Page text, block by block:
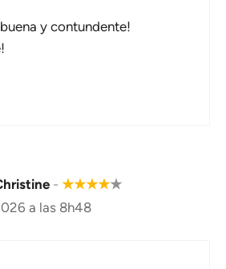
y contundente!
- ★★★★★
a las 8h48